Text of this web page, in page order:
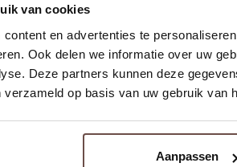
van cookies
en advertenties te
Ook delen we informatie over uw
Deze partners kunnen deze
op basis van uw gebruik van
Aanpassen